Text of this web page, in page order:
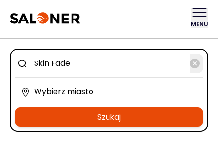
MENU
Szukaj